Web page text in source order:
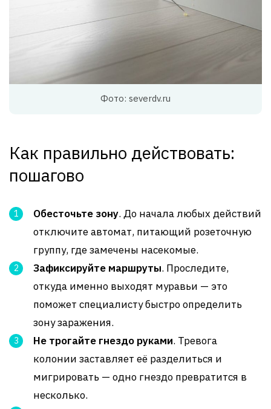
Фото: severdv.ru
Как правильно действовать:
пошагово
Обесточьте зону. До начала любых действий
отключите автомат, питающий розеточную
группу, где замечены насекомые.
Зафиксируйте маршруты. Проследите,
откуда именно выходят муравьи — это
поможет специалисту быстро определить
зону заражения.
Не трогайте гнездо руками. Тревога
колонии заставляет её разделиться и
мигрировать — одно гнездо превратится в
несколько.